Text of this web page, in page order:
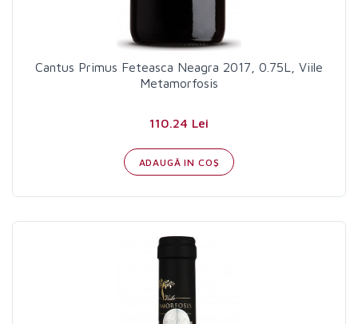
Cantus Primus Feteasca Neagra 2017, 0.75L, Viile
Metamorfosis
110.24 Lei
ADAUGĂ IN COŞ